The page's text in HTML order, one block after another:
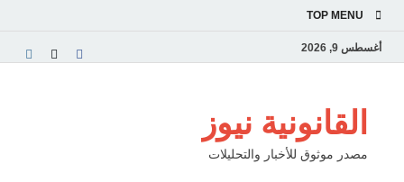
TOP MENU
أغسطس 9, 2026
القانونية نيوز
مصدر موثوق للأخبار والتحليلات